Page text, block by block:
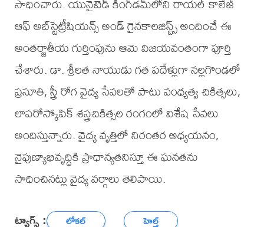
ఆఫ్ అబ్‌స్టెట్రీషియన్స్ అండ్ గైనకాలజిస్ట్స్ అందించే ఈ
అంతర్జాతీయ గుర్తింపును ఆమె విజయవంతంగా పూర్తి
చేశారు. డా. శ్రీలత నాయుడు గత పదేళ్లుగా నల్లగొండలో
ప్రసూతి, స్త్రీ రోగ వైద్య సేవలతో పాటు వంధ్యత్వ చికిత్సలు,
లాపరోస్కోపిక్ శస్త్రచికిత్సల రంగంలో విశేష సేవలు
అందిస్తున్నారు. వైద్య వృత్తిలో నిరంతర అధ్యయనం,
నైపుణ్యాభివృద్ధికి ప్రాధాన్యతనిస్తూ ఈ ఘనతను
సాధించినట్లు వైద్య వర్గాలు తెలిపాయి.
ట్యాగ్స్ : లోకల్ హెల్త్